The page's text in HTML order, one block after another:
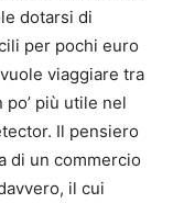
dotarsi di
per pochi euro
viaggiare tra
più utile nel
Il pensiero
di un commercio
il cui